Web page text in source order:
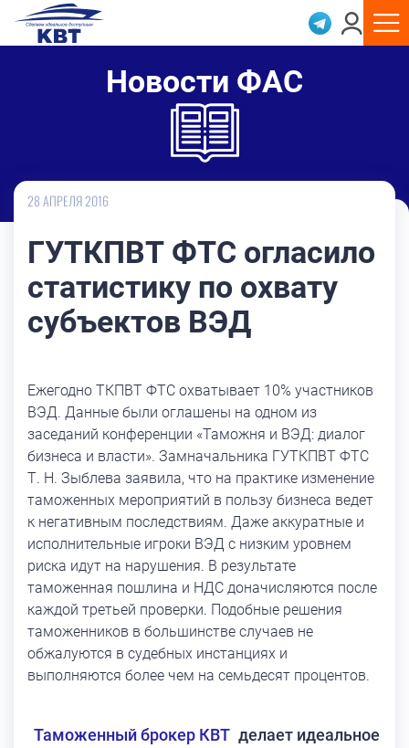
Новости ФАС
28 АПРЕЛЯ 2016
ГУТКПВТ ФТС огласило
статистику по охвату
субъектов ВЭД
Ежегодно ТКПВТ ФТС охватывает 10% участников
ВЭД. Данные были оглашены на одном из
заседаний конференции «Таможня и ВЭД: диалог
бизнеса и власти». Замначальника ГУТКПВТ ФТС
Т. Н. Зыблева заявила, что на практике изменение
таможенных мероприятий в пользу бизнеса ведет
к негативным последствиям. Даже аккуратные и
исполнительные игроки ВЭД с низким уровнем
риска идут на нарушения. В результате
таможенная пошлина и НДС доначисляются после
каждой третьей проверки. Подобные решения
таможенников в большинстве случаев не
обжалуются в судебных инстанциях и
выполняются более чем на семьдесят процентов.
Таможенный брокер КВТ делает идеальное